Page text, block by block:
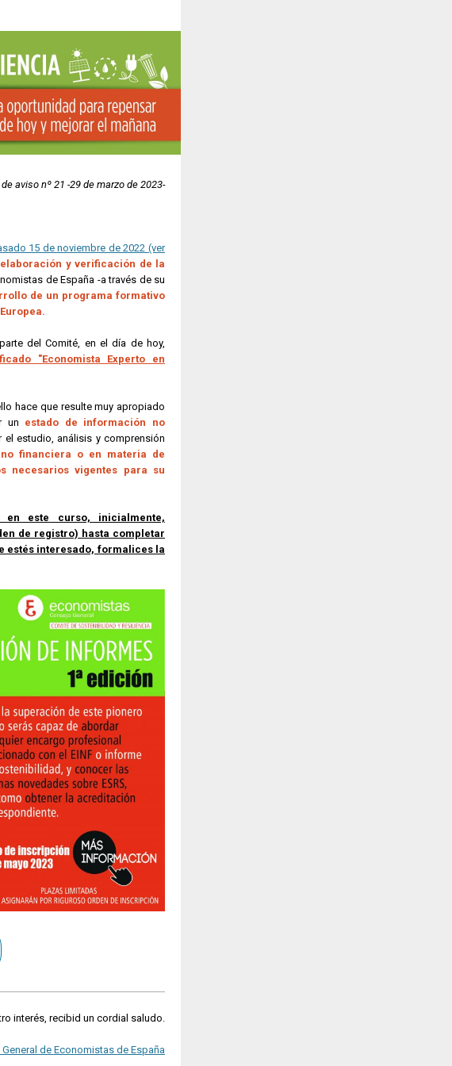
aviso nº 21 -29 de marzo de 2023-
15 de noviembre de 2022 (ver
y verificación de la
de España -a través de su
de un programa formativo
del Comité, en el día de hoy,
"Economista Experto en
hace queresulte muy apropiado
un estado de información no
el estudio, análisis y comprensión
financiera o en materia de
necesarios vigentes para su
este curso, inicialmente,
de registro) hasta completar
estés interesado, formalices la
interés, recibid un cordial saludo.
de Economistas de España